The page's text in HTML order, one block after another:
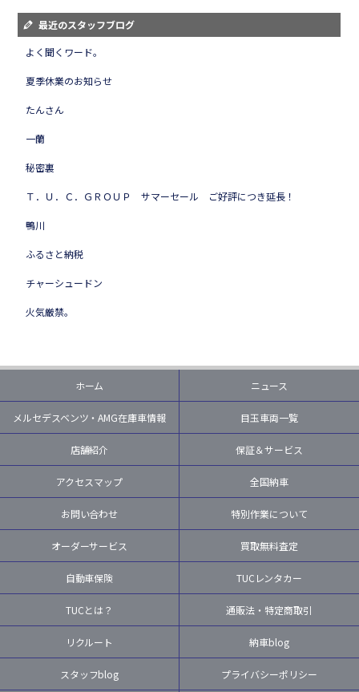
最近のスタッフブログ
よく聞くワード。
夏季休業のお知らせ
たんさん
一蘭
秘密裏
Ｔ．Ｕ．Ｃ．ＧＲＯＵＰ サマーセール ご好評につき延長！
鴨川
ふるさと納税
チャーシュードン
火気厳禁。
ホーム ニュース
メルセデスベンツ・AMG在庫車情報 目玉車両一覧
店舗紹介 保証＆サービス
アクセスマップ 全国納車
お問い合わせ 特別作業について
オーダーサービス 買取無料査定
自動車保険 TUCレンタカー
TUCとは？ 通販法・特定商取引
リクルート 納車blog
スタッフblog プライバシーポリシー